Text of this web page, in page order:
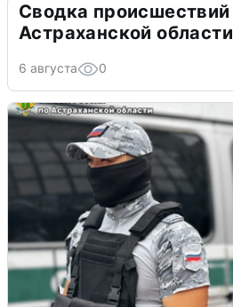
Сводка происшествий
Астраханской области
6 августа 0